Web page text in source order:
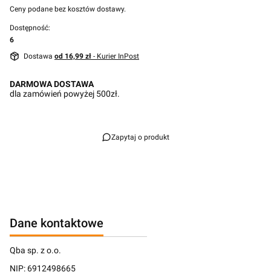
Ceny podane bez kosztów dostawy.
Dostępność:
6
Dostawa od 16,99 zł - Kurier InPost
DARMOWA DOSTAWA
dla zamówień powyżej 500zł.
Zapytaj o produkt
Dane kontaktowe
Qba sp. z o.o.
NIP: 6912498665